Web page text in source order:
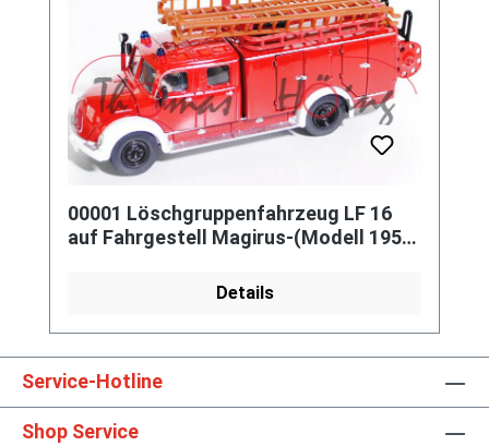
00001 Löschgruppenfahrzeug LF 16
auf Fahrgestell Magirus-(Modell 1958-
Details
Service-Hotline
Shop Service